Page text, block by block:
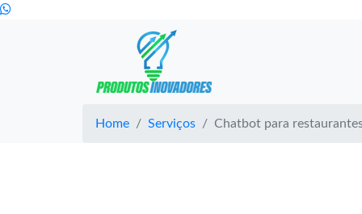
Home Serviços Chatbot para